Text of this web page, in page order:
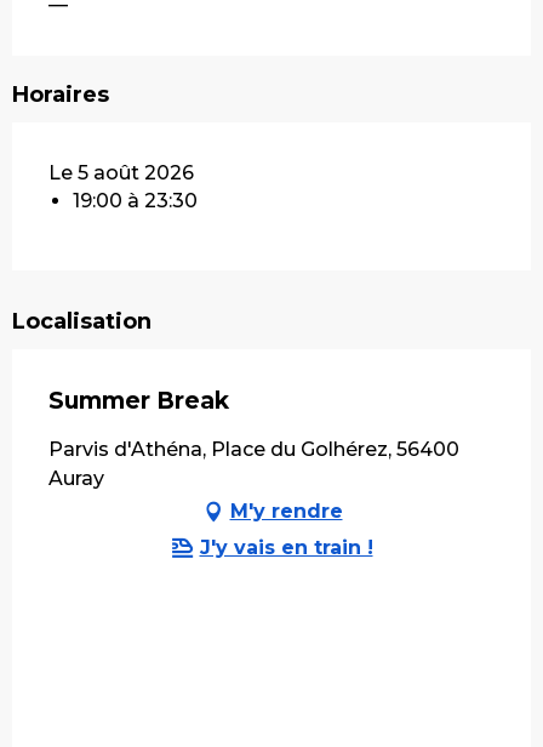
Horaires
Le 5 août 2026
19:00 à 23:30
Localisation
Summer Break
Parvis d'Athéna, Place du Golhérez, 56400
Auray
M'y rendre
J'y vais en train !